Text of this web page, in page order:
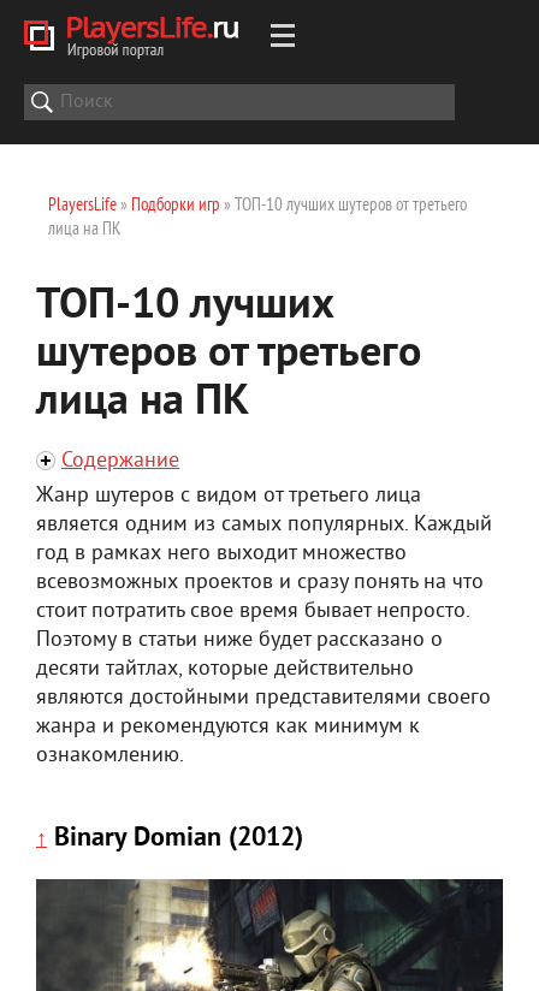
PlayersLife» Подборки игр » ТОП-10 лучших шутеров от третьего
лица на ПК
ТОП-10 лучших
шутеров от третьего
лица на ПК
Содержание
Жанр шутеров с видом от третьего лица
является одним из самых популярных. Каждый
год в рамках него выходит множество
всевозможных проектов и сразу понять на что
стоит потратить свое время бывает непросто.
Поэтому в статьи ниже будет рассказано о
десяти тайтлах, которые действительно
являются достойными представителями своего
жанра и рекомендуются как минимум к
ознакомлению.
↑ Binary Domian (2012)